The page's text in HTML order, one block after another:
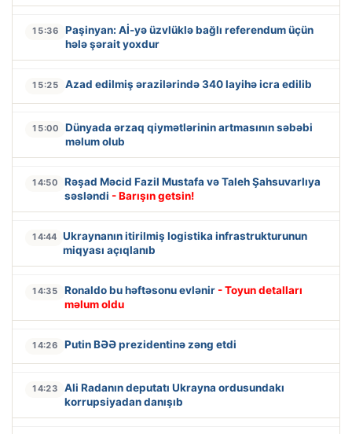
15:36
Paşinyan: Aİ-yə üzvlüklə bağlı referendum üçün
hələ şərait yoxdur
15:25 Azad edilmiş ərazilərində 340 layihə icra edilib
15:00
Dünyada ərzaq qiymətlərinin artmasının səbəbi
məlum olub
14:50
Rəşad Məcid Fazil Mustafa və Taleh Şahsuvarlıya
səsləndi - Barışın getsin!
14:44 Ukraynanın itirilmiş logistika infrastrukturunun
miqyası açıqlanıb
14:35 Ronaldo bu həftəsonu evlənir - Toyun detalları
məlum oldu
14:26 Putin BƏƏ prezidentinə zəng etdi
14:23
Ali Radanın deputatı Ukrayna ordusundakı
korrupsiyadan danışıb